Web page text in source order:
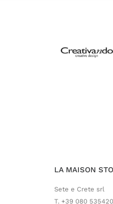
LA MAISON
Sete e Crete srl
T. +39 080